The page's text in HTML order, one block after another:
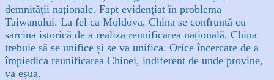
demnității naționale. Fapt evidențiat în problema
Taiwanului. La fel ca Moldova, China se confruntă cu
sarcina istorică de a realiza reunificarea națională. China
trebuie să se unifice și se va unifica. Orice încercare de a
împiedica reunificarea Chinei, indiferent de unde provine,
va eșua.